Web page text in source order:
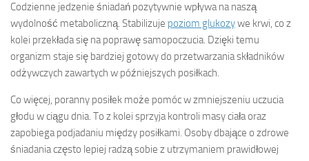
Codzienne jedzenie śniadań pozytywnie wpływa na naszą
wydolność metaboliczną. Stabilizuje poziom glukozywe krwi, co z
kolei przekłada się na poprawę samopoczucia. Dzięki temu
organizm staje się bardziej gotowy do przetwarzania składników
odżywczych zawartych w późniejszych posiłkach.
Co więcej, poranny posiłek może pomóc w zmniejszeniu uczucia
głodu w ciągu dnia. To z kolei sprzyja kontroli masy ciała oraz
zapobiega podjadaniu między posiłkami. Osoby dbające o zdrowe
śniadania często lepiej radzą sobie z utrzymaniem prawidłowej